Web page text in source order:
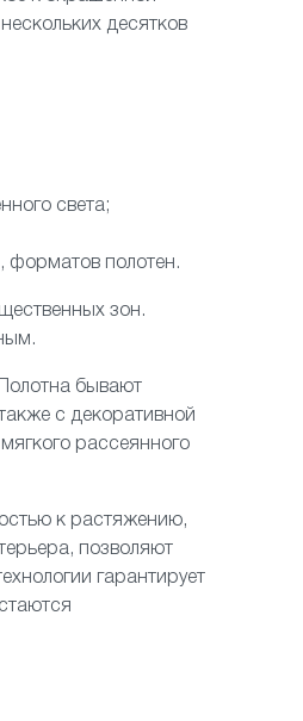
десятков
света;
форматов полотен.
зон.
бывают
с декоративной
рассеянного
к растяжению,
позволяют
гарантирует